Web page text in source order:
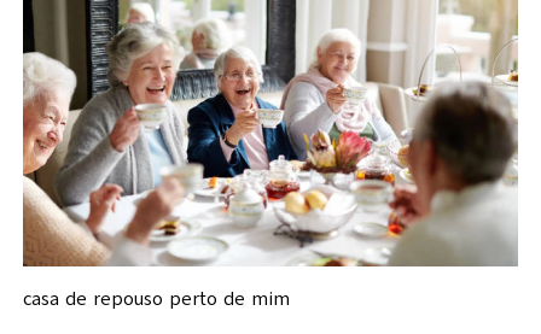
casa de repouso perto de mim